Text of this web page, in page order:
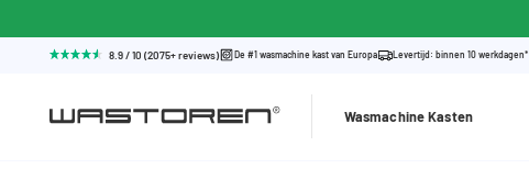
8.9 / 10 (2075+ reviews) De #1 wasmachine kast van Europa Levertijd: binnen 10 werkdagen*
Wasmachine Kasten